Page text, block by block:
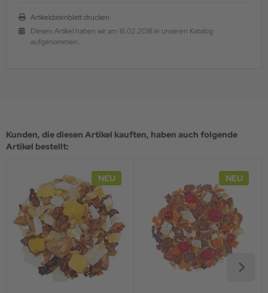
Artikeldatenblatt drucken
Diesen Artikel haben wir am 16.02.2018 in unseren Katalog
aufgenommen.
Kunden, die diesen Artikel kauften, haben auch folgende
Artikel bestellt:
NEU NEU